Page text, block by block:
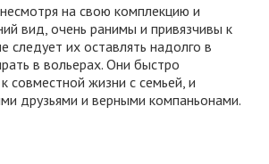
на свою комплекцию и
вид, очень ранимы и привязчивы к
следует их оставлять надолго в
в вольерах. Они быстро
совместной жизни с семьей, и
друзьями и верными компаньонами.